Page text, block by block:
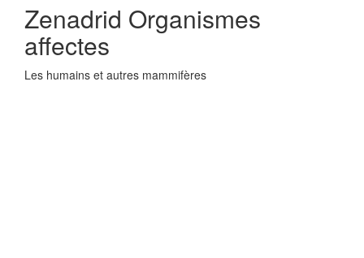
Zenadrid Organismes
affectes
Les humains et autres mammifères